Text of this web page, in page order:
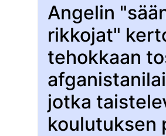
Angelin
rikkojat"
tehokkaan
jotka
koulutuksen